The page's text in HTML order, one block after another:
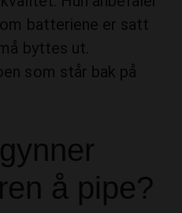
byttes ut.
som står bak på
å pipe?
som regel om at